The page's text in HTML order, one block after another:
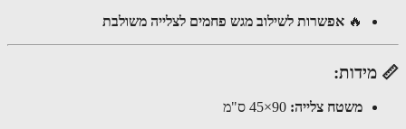
🔥
אפשרות לשילוב מגש פחמים לצלייה משולבת
משטח צלייה:90×45 ס"מ